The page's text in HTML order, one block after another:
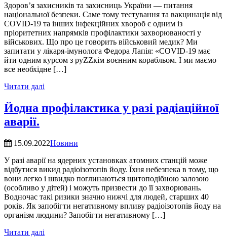
Здоров’я захисників та захисниць України — питання
національної безпеки. Саме тому тестування та вакцинація від
COVID-19 та інших інфекційних хвороб є одним із
пріоритетних напрямків профілактики захворюваності у
військових. Що про це говорить військовий медик? Ми
запитати у лікаря-імунолога Федора Лапія: «COVID-19 має
йти одним курсом з руZZкім воєнним корабльом. І ми маємо
все необхідне […]
Читати далі
Йодна профілактика у разі радіаційної
аварії.
15.09.2022Новини
У разі аварії на ядерних установках атомних станцій може
відбутися викид радіоізотопів йоду. Їхня небезпека в тому, що
вони легко і швидко поглинаються щитоподібною залозою
(особливо у дітей) і можуть призвести до її захворювань.
Водночас такі ризики значно нижчі для людей, старших 40
років. Як запобігти негативному впливу радіоізотопів йоду на
організм людини? Запобігти негативному […]
Читати далі